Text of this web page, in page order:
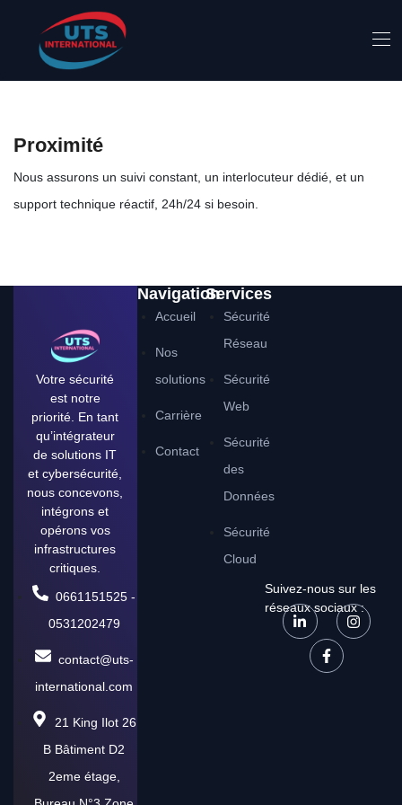
Proximité
Nous assurons un suivi constant, un interlocuteur dédié, et un
support technique réactif, 24h/24 si besoin.
Votre sécurité
est notre
priorité. En tant
qu’intégrateur
de solutions IT
et cybersécurité,
nous concevons,
intégrons et
opérons vos
infrastructures
critiques.
0661151525 -
0531202479
contact@uts-
international.com
21 King Ilot 26
B Bâtiment D2
2eme étage,
Navigation
Accueil
Nos
solutions
Carrière
Contact
Services
Sécurité
Réseau
Sécurité
Web
Sécurité
des
Données
Sécurité
Cloud
Suivez-nous sur les
réseaux sociaux :